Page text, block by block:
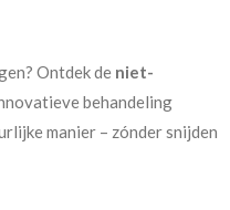
Ontdek de niet-
behandeling
manier – zónder snijden